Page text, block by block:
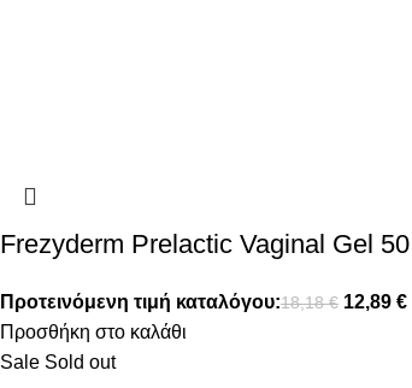
Frezyderm Prelactic Vaginal Gel
Προτεινόμενη τιμή καταλόγου:18,18€ 12,89 €
Προσθήκη στο καλάθι
Sale Sold out